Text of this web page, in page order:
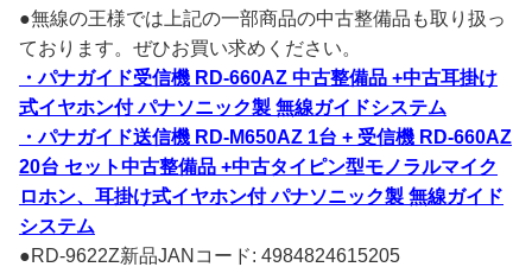
●無線の王様では上記の一部商品の中古整備品も取り扱っ
ております。ぜひお買い求めください。
・パナガイド受信機 RD-660AZ 中古整備品 +中古耳掛け
式イヤホン付 パナソニック製 無線ガイドシステム
・パナガイド送信機 RD-M650AZ 1台 + 受信機 RD-660AZ
20台 セット中古整備品 +中古タイピン型モノラルマイク
ロホン、耳掛け式イヤホン付 パナソニック製 無線ガイド
システム
●RD-9622Z新品JANコード: 4984824615205